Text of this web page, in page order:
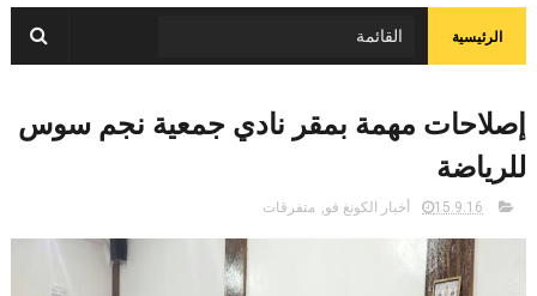
الرئيسية
إصلاحات مهمة بمقر نادي جمعية نجم سوس
للرياضة
15.9.16 أخبار الكونغ فو متفرقات